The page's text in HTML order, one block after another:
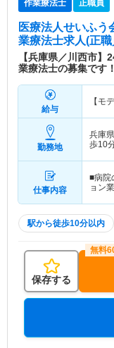
作業療法士 正職員
医療法人せいふう
業療法士求人(正職
【兵庫県／川西市
業療法士の募集です
給与
【モ
勤務地
兵庫
歩10
仕事内容
■病院
ョン
駅から徒歩10分以内
保存する